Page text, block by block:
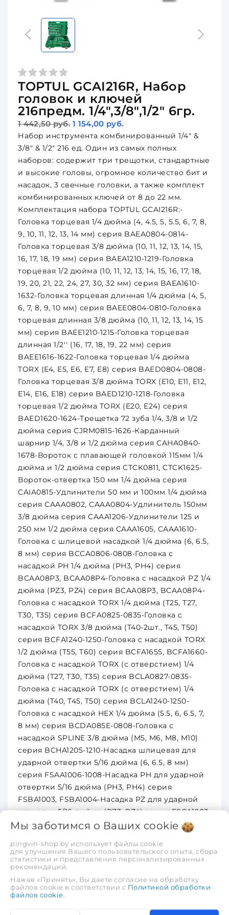
TOPTUL GCAI216R, Набор
головок и ключей
216предм. 1/4",3/8",1/2" 6гр.
1 442,50 руб. 1 154,00 руб.
Набор инструмента комбинированный 1/4" &
3/8" & 1/2" 216 ед. Один из самых полных
наборов: содержит три трещотки, стандартные
и высокие головы, огромное количество бит и
насадок, 3 свечные головки, а также комплект
комбинированных ключей от 8 до 22 мм.
Комплектация набора TOPTUL GCAI216R:-
Головка торцевая 1/4 дюйма (4, 4.5, 5, 5.5, 6, 7, 8,
9, 10, 11, 12, 13, 14 мм) серия BAEA0804-0814-
Головка торцевая 3/8 дюйма (10, 11, 12, 13, 14, 15,
16, 17, 18, 19 мм) серия BAEA1210-1219-Головка
торцевая 1/2 дюйма (10, 11, 12, 13, 14, 15, 16, 17, 18,
19, 20, 21, 22, 24, 27, 30, 32 мм) серия BAEA1610-
1632-Головка торцевая длинная 1/4 дюйма (4, 5,
6, 7, 8, 9, 10 мм) серия BAEE0804-0810-Головка
торцевая длинная 3/8 дюйма (10, 11, 12, 13, 14, 15
мм) серия BAEE1210-1215-Головка торцевая
длинная 1/2'' (16, 17, 18, 19, 22 мм) серия
BAEE1616-1622-Головка торцевая 1/4 дюйма
TORX (E4, E5, E6, E7, E8) серия BAED0804-0808-
Головка торцевая 3/8 дюйма TORX (E10, E11, E12,
E14, E16, E18) серия BAED1210-1218-Головка
торцевая 1/2 дюйма TORX (E20, E24) серия
BAED1620-1624-Трещетка 72 зуба 1/4, 3/8 и 1/2
дюйма серия CJRM0815-1626-Карданный
шарнир 1/4, 3/8 и 1/2 дюйма серия CAHA0840-
1678-Вороток с плавающей головкой 115мм 1/4
дюйма и 1/2 дюйма серия CTCK0811, CTCK1625-
Вороток-отвертка 150 мм 1/4 дюйма серия
CAIA0815-Удлинители 50 мм и 100мм 1/4 дюйма
серия CAAA0802, CAAA0804-Удлинитель 150мм
3/8 дюйма серия CAAA1206-Удлинители 125 и
250 мм 1/2 дюйма серия CAAA1605, CAAA1610-
Головка с шлицевой насадкой 1/4 дюйма (6, 6.5,
8 мм) серия BCCA0806-0808-Головка с
насадкой PH 1/4 дюйма (PH3, PH4) серия
BCAA08P3, BCAA08P4-Головка с насадкой PZ 1/4
дюйма (PZ3, PZ4) серия BCAA08P3, BCAA08P4-
Головка с насадкой TORX 1/4 дюйма (T25, T27,
T30, T35) серия BCFA0825-0835-Головка с
насадкой TORX 3/8 дюйма (T40-2шт., T45, T50)
серия BCFA1240-1250-Головка с насадкой TORX
1/2 дюйма (T55, T60) серия BCFA1655, BCFA1660-
Головка с насадкой TORX (с отверстием) 1/4
дюйма (T27, T30, T35) серия BCLA0827-0835-
Головка с насадкой TORX (с отверстием) 1/4
дюйма (T40, T45, T50) серия BCLA1240-1250-
Головка с насадкой HEX 1/4 дюйма (5.5, 6, 6.5, 7,
8 мм) серия BCDA085E-0808-Головка с
насадкой SPLINE 3/8 дюйма (M5, M6, M8, M10)
серия BCHA1205-1210-Насадка шлицевая для
ударной отвертки 5/16 дюйма (6, 6.5, 8 мм)
серия FSAA1006-1008-Насадка PH для ударной
отвертки 5/16 дюйма (PH3, PH4) серия
FSBA1003, FSBA1004-Насадка PZ для ударной
отвертки 5/16 дюйма (PZ3, PZ4) серия FSCA1003,
FSCA1004-Насадка TORX для ударной отвертки
5/16 дюйма (T25, T27, T30, T35, T40(2шт.), T45, T50)
серия FSEA1025-1050-Насадка TORX (с
отверстием) 5/16 дюйма (T27, T30, T35, T40, T45,
T50) серия FSGA1027-1050-Насадка HEX для
ударной отвертки 5/16 дюйма (5.5, 6, 6.5, 7, 8)
серия FSDA105E-1008-Насадка SPLINE для
ударной отвертки 5/16 дюйма (M5, M6, M8, M10)
Мы заботимся о Ваших cookie
pingvin-shop.by использует файлы cookie
для улучшения Вашего пользовательского опыта, сбора
статистики и представления персонализированных
рекомендаций.
Нажав «Принять», Вы даете согласие на обработку
файлов cookie в соответствии с Политикой обработки
файлов cookie